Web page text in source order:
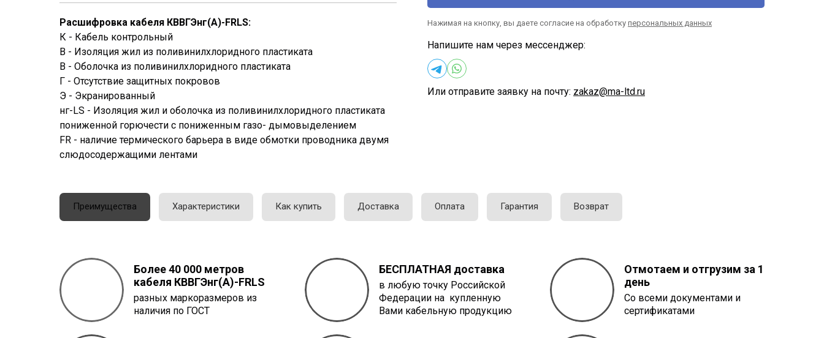
Расшифровка кабеля КВВГЭнг(A)-FRLS:
К - Кабель контрольный
В - Изоляция жил из поливинилхлоридного пластиката
В - Оболочка из поливинилхлоридного пластиката
Г - Отсутствие защитных покровов
Э - Экранированный
нг-LS - Изоляция жил и оболочка из поливинилхлоридного пластиката
пониженной горючести с пониженным газо- дымовыделением
FR - наличие термического барьера в виде обмотки проводника двумя
слюдосодержащими лентами
Нажимая на кнопку, вы даете согласие на обработку персональных данных
Напишите нам через мессенджер:
Или отправите заявку на почту: zakaz@ma-ltd.ru
Преимущества Характеристики Как купить Доставка Оплата Гарантия Возврат
Более 40 000 метров
кабеля КВВГЭнг(A)-FRLS
разных маркоразмеров из
наличия по ГОСТ
БЕСПЛАТНАЯ доставка
в любую точку Российской
Федерации на купленную
Вами кабельную продукцию
Отмотаем и отгрузим за 1
день
Со всеми документами и
сертификатами